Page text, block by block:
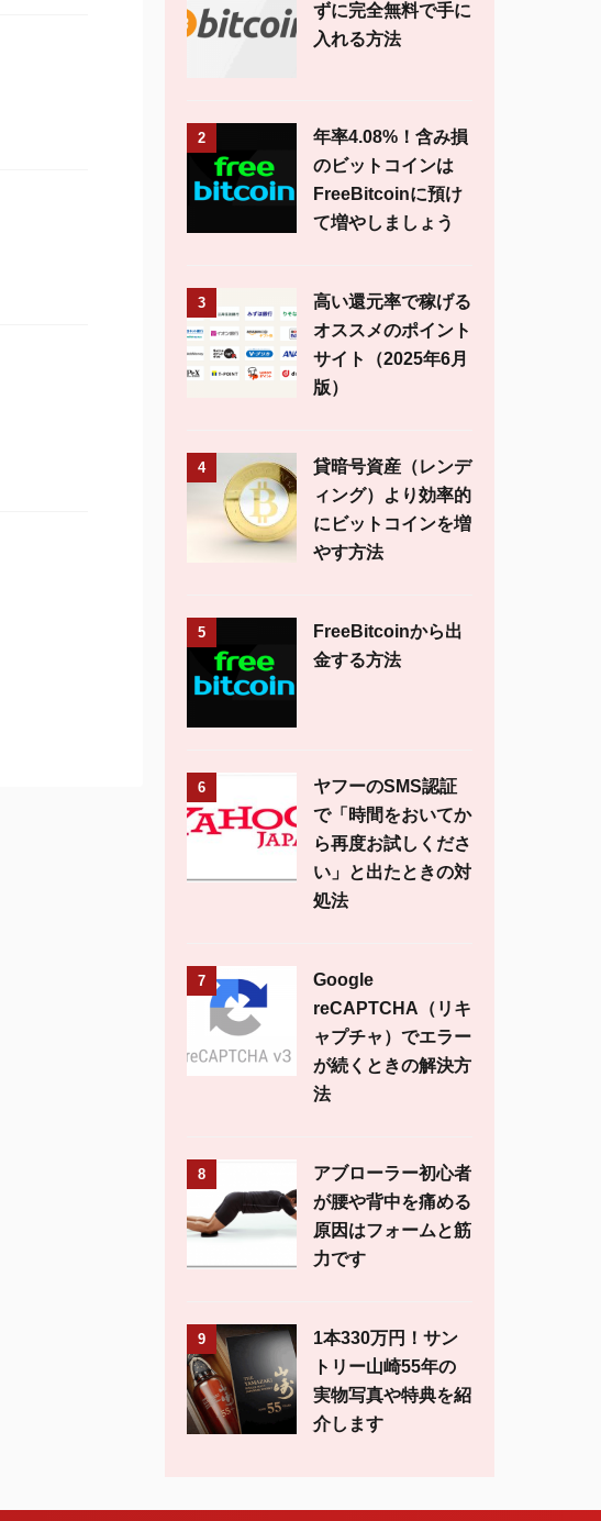
ずに完全無料で手に
入れる方法
2
年率4.08%！含み損
のビットコインは
FreeBitcoinに預け
て増やしましょう
3
高い還元率で稼げる
オススメのポイント
サイト（2025年6月
版）
4
貸暗号資産（レンデ
ィング）より効率的
にビットコインを増
やす方法
5
FreeBitcoinから出
金する方法
6
ヤフーのSMS認証
で「時間をおいてか
ら再度お試しくださ
い」と出たときの対
処法
7
Google
reCAPTCHA（リキ
ャプチャ）でエラー
が続くときの解決方
法
8
アブローラー初心者
が腰や背中を痛める
原因はフォームと筋
力です
9
1本330万円！サン
トリー山崎55年の
実物写真や特典を紹
介します